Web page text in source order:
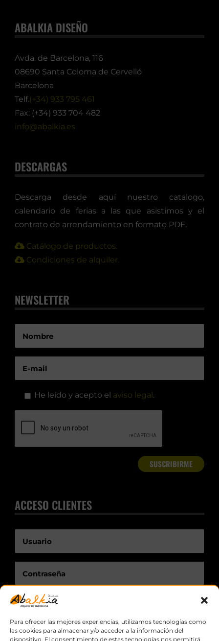
Para ofrecer las mejores experiencias, utilizamos tecnologías como
las cookies para almacenar y/o acceder a la información del
dispositivo. El consentimiento de estas tecnologías nos permitirá
ABALKIA DISEÑO
Avda. de Barcelona, 116
08690 Santa Coloma de Cervelló
Barcelona
Telf.(+34) 933 795 461
Fax: (+34) 933 704 482
info@abalkia.es
DESCARGAS
Descarga desde aquí nuestro catalogo,
calendario de ferias a las que asistimos y el
contrato de arrendamiento en formato PDF.
Catálogo de productos.
Condiciones de alquiler.
NEWSLETTER
He leído y acepto el aviso legal .
ACCESO CLIENTES
Recuérdame.